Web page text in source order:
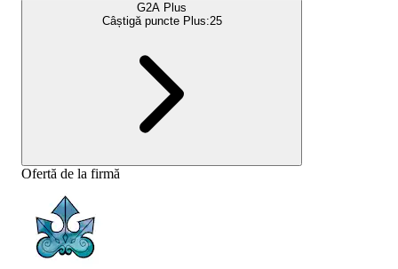
G2A Plus
Câștigă puncte Plus:25
Ofertă de la firmă